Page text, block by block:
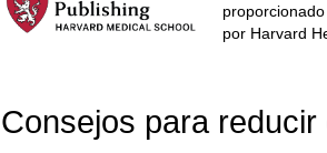
proporcionado
por Harvard
Consejos para